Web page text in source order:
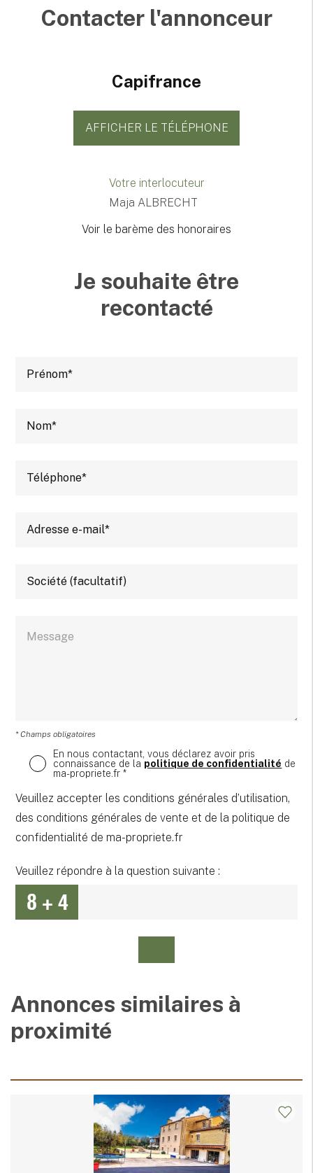
Contacter l'annonceur
Capifrance
AFFICHER LE TÉLÉPHONE
Votre interlocuteur
Maja ALBRECHT
Voir le barème des honoraires
Je souhaite être
recontacté
* Champs obligatoires
En nous contactant, vous déclarez avoir pris
connaissance de la politique de confidentialité de
ma-propriete.fr *
Veuillez accepter les conditions générales d’utilisation,
des conditions générales de vente et de la politique de
confidentialité de ma-propriete.fr
Veuillez répondre à la question suivante :
Annonces similaires à
proximité